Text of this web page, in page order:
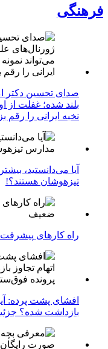
فرهنگی
صدای تحسین دکتر
بلند شده؛ غفلت از
نخبه ایرانی را رقم
آیا می‌دانستید،
تیزهوشان هستند؟!
راه کارهای
افشای پشت پرده:
بازداشت شده؟